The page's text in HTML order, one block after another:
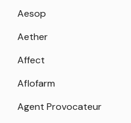
Aesop
Aether
Affect
Aflofarm
Agent Provocateur